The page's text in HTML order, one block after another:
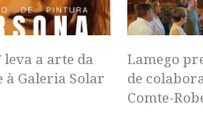
leva a arte da
à Galeria Solar
Lamego
de
Comte-